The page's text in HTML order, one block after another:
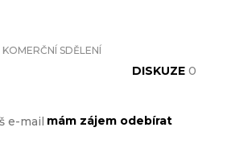
KOMERČNÍ SDĚLENÍ
DISKUZE 0